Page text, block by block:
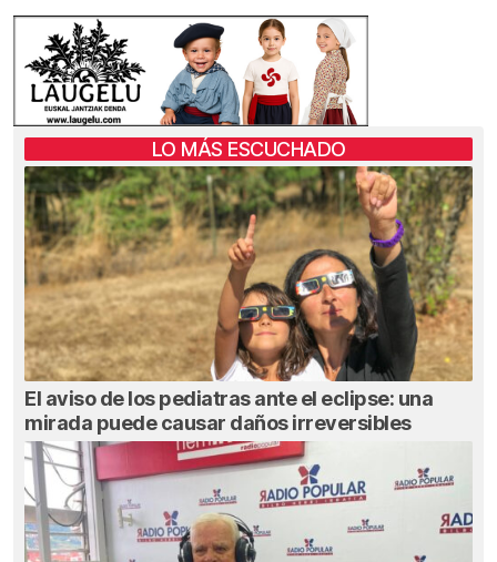
LO MÁS ESCUCHADO
El aviso de los pediatras ante el eclipse: una
mirada puede causar daños irreversibles